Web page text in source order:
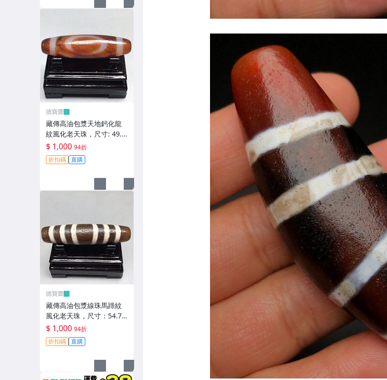
德寶齋
藏傳高油包漿天地鈣化龍
紋風化老天珠，尺寸: 49.6
×13.5左右，材質：瑪瑙，
天珠 瑪瑙 硃砂【德寶齋】
406
$ 1,000 94折
折扣碼 直購
德寶齋
藏傳高油包漿線珠馬蹄紋
風化老天珠，尺寸：54.7×
13左右，材質：瑪瑙，玉
髓 天珠 瑪瑙 硃砂【德寶
齋】405
$ 1,000 94折
折扣碼 直購